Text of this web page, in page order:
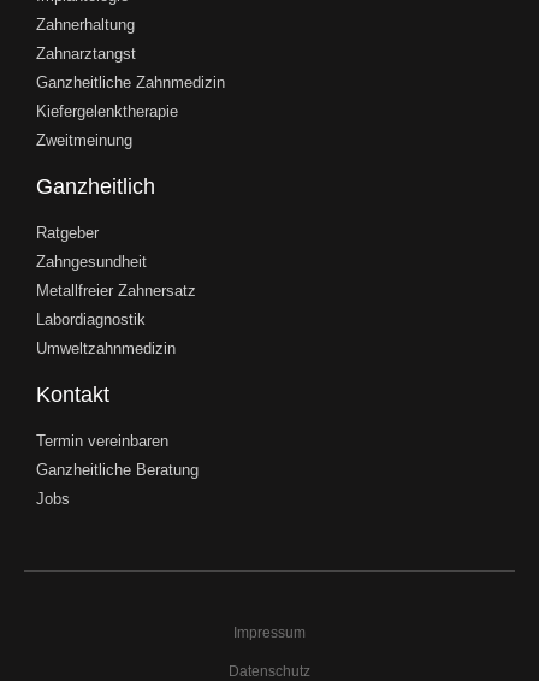
Zahnerhaltung
Zahnarztangst
Ganzheitliche Zahnmedizin
Kiefergelenktherapie
Zweitmeinung
Ganzheitlich
Ratgeber
Zahngesundheit
Metallfreier Zahnersatz
Labordiagnostik
Umweltzahnmedizin
Kontakt
Termin vereinbaren
Ganzheitliche Beratung
Jobs
Impressum
Datenschutz